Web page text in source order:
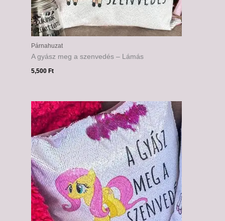
Párnahuzat
A gyász meg a szenvedés – Lámás
5,500 Ft